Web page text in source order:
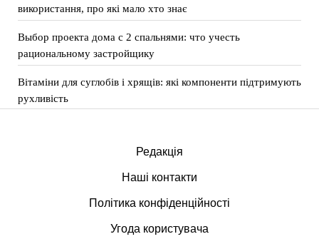
використання, про які мало хто знає
Выбор проекта дома с 2 спальнями: что учесть
рациональному застройщику
Вітаміни для суглобів і хрящів: які компоненти підтримують
рухливість
Редакція
Наші контакти
Політика конфіденційності
Угода користувача